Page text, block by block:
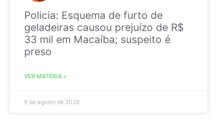
Policia: Esquema de furto de
geladeiras causou prejuízo de R$
33 mil em Macaíba; suspeito é
preso
VER MATÉRIA »
6 de agosto de 2026